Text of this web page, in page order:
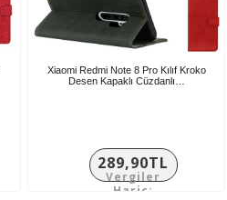
Xiaomi Redmi Note 8 Pro Kılıf Kroko
Desen Kapaklı Cüzdanlı…
289,90TL
Vergiler
Hariç: